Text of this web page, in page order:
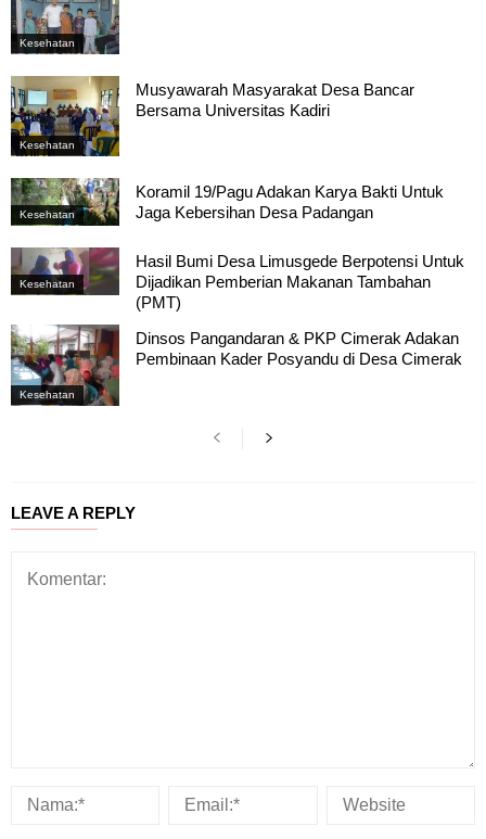
Kesehatan
Kesehatan
Musyawarah Masyarakat Desa Bancar
Bersama Universitas Kadiri
Kesehatan
Koramil 19/Pagu Adakan Karya Bakti Untuk
Jaga Kebersihan Desa Padangan
Kesehatan
Hasil Bumi Desa Limusgede Berpotensi Untuk
Dijadikan Pemberian Makanan Tambahan
(PMT)
Kesehatan
Dinsos Pangandaran & PKP Cimerak Adakan
Pembinaan Kader Posyandu di Desa Cimerak
LEAVE A REPLY